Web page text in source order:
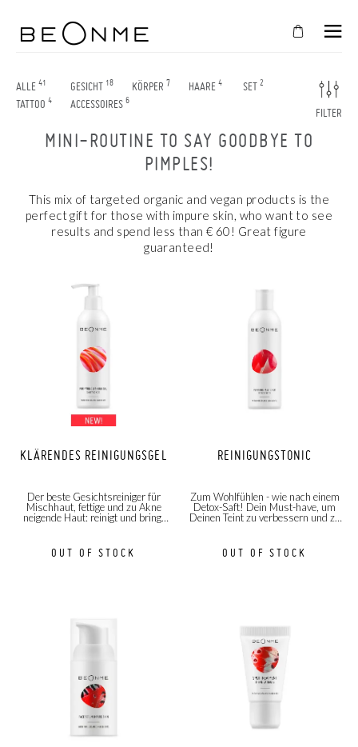
FILTER
ALLE 41 GESICHT 18 KÖRPER 7 HAARE 4 SET 2
TATTOO 4 ACCESSOIRES 6
MINI-ROUTINE TO SAY GOODBYE TO
PIMPLES!
This mix of targeted organic and vegan products is the
perfect gift for those with impure skin, who want to see
results and spend less than € 60! Great figure
guaranteed!
KLÄRENDES REINIGUNGSGEL
Der beste Gesichtsreiniger für
Mischhaut, fettige und zu Akne
neigende Haut: reinigt und bringt
Mitesser!
OUT OF STOCK
REINIGUNGSTONIC
Zum Wohlfühlen - wie nach einem
Detox-Saft! Dein Must-have, um
Deinen Teint zu verbessern und zu
OUT OF STOCK
IN
IHREN
WARENKORB